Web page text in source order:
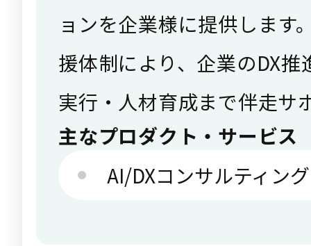
ョンを企業様に提供します
援体制により、企業のDX
実行・人材育成まで伴走サ
主なプロダクト・サービス
AI/DXコンサルティン